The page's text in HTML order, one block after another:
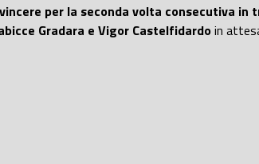
per la seconda volta consecutiva in
Gradara e Vigor Castelfidardoin